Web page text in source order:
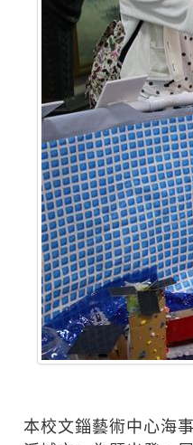
本校文錙藝術中心海